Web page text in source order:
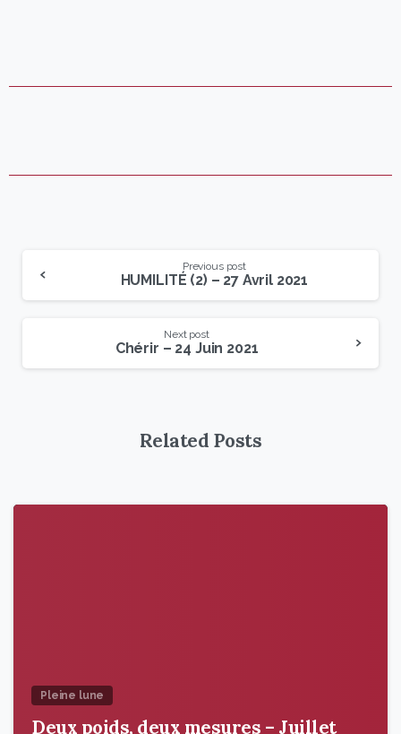
Previous post
HUMILITÉ (2) – 27 Avril 2021
Next post
Chérir – 24 Juin 2021
Related Posts
Pleine lune
Deux poids, deux mesures – Juillet